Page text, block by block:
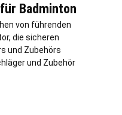
Badminton
von führenden
die sicheren
und Zubehörs
und Zubehör